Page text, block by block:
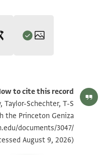
unpublished edition (1950–85).
. . . . . ושו . . . .
גיאת מן דארי יקבץ
געלת לה
מן אלאן אן יטאלב
T-S 10J6.8 1v
תנאי היתר שימוש בתצלום
to cite this record:
Taylor-Schechter, T-S
the Princeton Geniza
documents/3047/
August 9, 2026).